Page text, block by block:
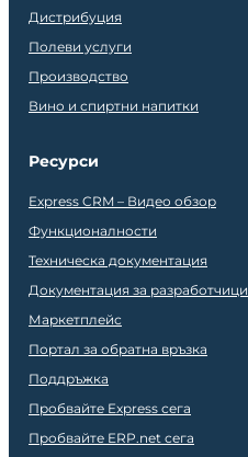
Дистрибуция
Полеви услуги
Производство
Вино и спиртни напитки
Ресурси
Express CRM – Видео обзор
Функционалности
Техническа документация
Документация за разработчици
Маркетплейс
Портал за обратна връзка
Поддръжка
Пробвайте Express сега
Пробвайте ERP.net сега